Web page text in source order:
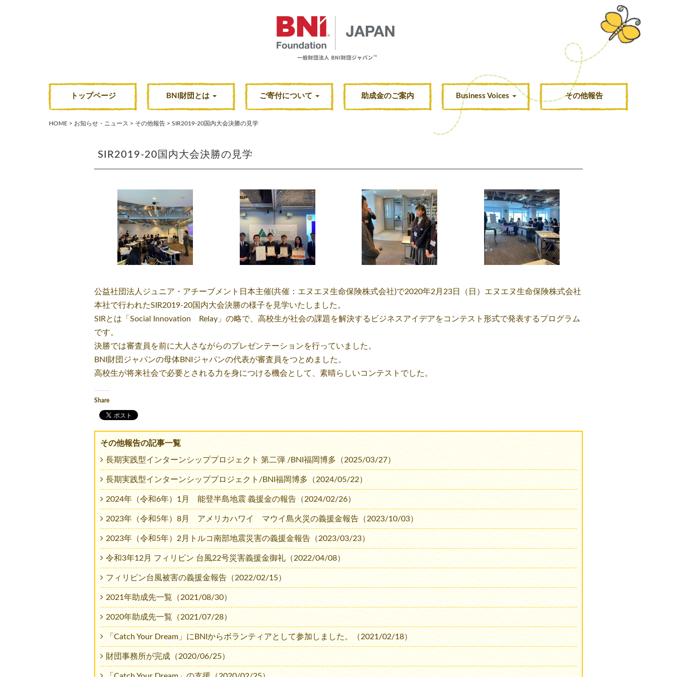
トップページ BNI財団とは ご寄付について 助成金のご案内 Business Voices その他報告
HOME > お知らせ・ニュース > その他報告 > SIR2019-20国内大会決勝の見学
SIR2019-20国内大会決勝の見学
公益社団法人ジュニア・アチーブメント日本主催(共催：エヌエヌ生命保険株式会社)で2020年2月23日（日）エヌエヌ生命保険株式会社
本社で行われたSIR2019-20国内大会決勝の様子を見学いたしました。
SIRとは「Social Innovation Relay」の略で、高校生が社会の課題を解決するビジネスアイデアをコンテスト形式で発表するプログラム
です。
決勝では審査員を前に大人さながらのプレゼンテーションを行っていました。
BNI財団ジャパンの母体BNIジャパンの代表が審査員をつとめました。
高校生が将来社会で必要とされる力を身につける機会として、素晴らしいコンテストでした。
Share
その他報告の記事一覧
長期実践型インターンシッププロジェクト 第二弾 /BNI福岡博多（2025/03/27）
長期実践型インターンシッププロジェクト/BNI福岡博多（2024/05/22）
2024年（令和6年）1月 能登半島地震 義援金の報告（2024/02/26）
2023年（令和5年）8月 アメリカハワイ マウイ島火災の義援金報告（2023/10/03）
2023年（令和5年）2月トルコ南部地震災害の義援金報告（2023/03/23）
令和3年12月 フィリピン 台風22号災害義援金御礼（2022/04/08）
フィリピン台風被害の義援金報告（2022/02/15）
2021年助成先一覧（2021/08/30）
2020年助成先一覧（2021/07/28）
「Catch Your Dream」にBNIからボランティアとして参加しました。（2021/02/18）
財団事務所が完成（2020/06/25）